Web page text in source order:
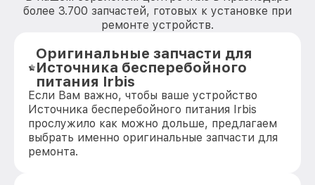
более 3.700 запчастей, готовых к установке при
ремонте устройств.
Оригинальные запчасти для
Источника бесперебойного
питания Irbis
Если Вам важно, чтобы ваше устройство
Источника бесперебойного питания Irbis
прослужило как можно дольше, предлагаем
выбрать именно оригинальные запчасти для
ремонта.